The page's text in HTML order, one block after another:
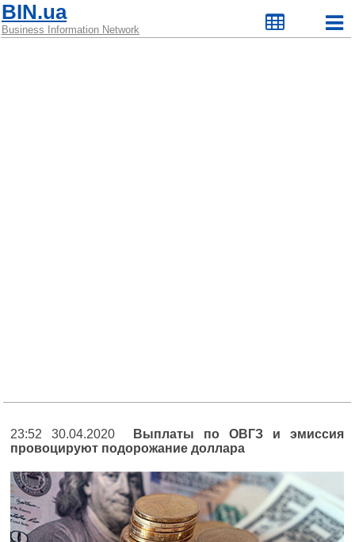
BIN.ua
Business Information Network
23:52 30.04.2020
Выплаты по ОВГЗ и эмиссия
провоцируют подорожание доллара